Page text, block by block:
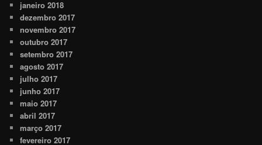
janeiro 2018
dezembro 2017
novembro 2017
outubro 2017
setembro 2017
agosto 2017
julho 2017
junho 2017
maio 2017
abril 2017
março 2017
fevereiro 2017